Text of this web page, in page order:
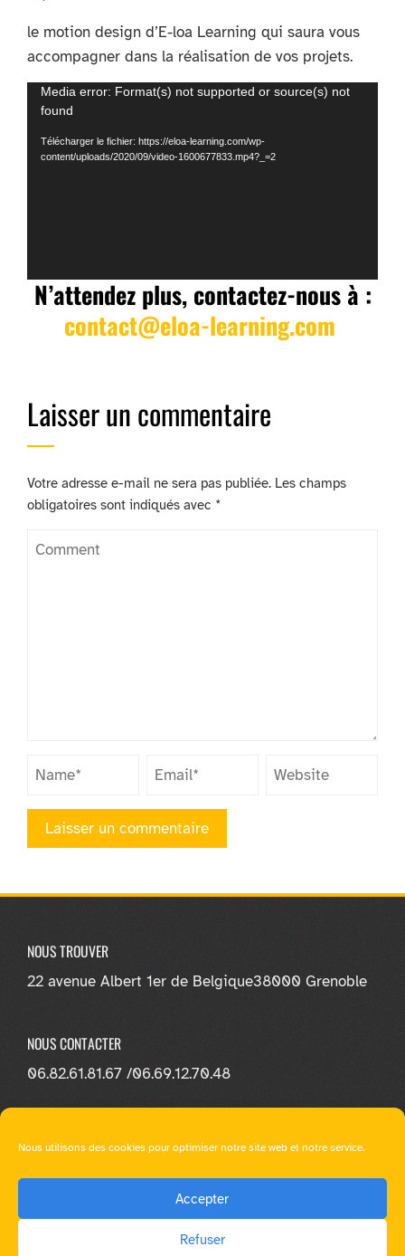
Nous utilisons des cookies pour optimiser notre site web et notre service.
Accepter
Refuser
le motion design d’E-loa Learning qui saura vous
accompagner dans la réalisation de vos projets.
Lecteur
vidéo
Media error: Format(s) not supported or source(s) not
found
Télécharger le fichier: https://eloa-learning.com/wp-
content/uploads/2020/09/video-1600677833.mp4?_=2
N’attendez plus, contactez-nous à :
contact@eloa-learning.com
Laisser un commentaire
Votre adresse e-mail ne sera pas publiée. Les champs
obligatoires sont indiqués avec *
NOUS TROUVER
22 avenue Albert 1er de Belgique38000 Grenoble
NOUS CONTACTER
06.82.61.81.67 /06.69.12.70.48